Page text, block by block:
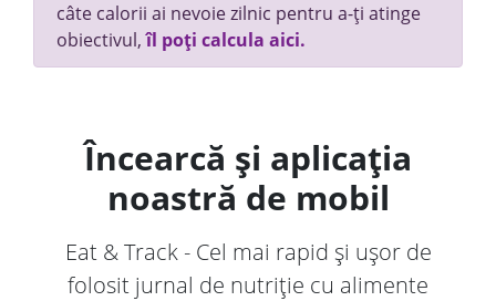
câte calorii ai nevoie zilnic pentru a-ți atinge
obiectivul,îl poți calcula aici.
Încearcă și aplicația
noastră de mobil
Eat & Track - Cel mai rapid și ușor de
folosit jurnal de nutriție cu alimente